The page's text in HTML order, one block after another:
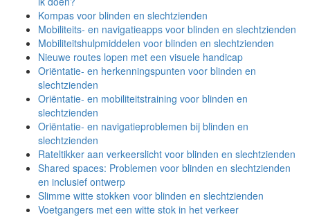
Kompas voor blinden en slechtzienden
Mobiliteits- en navigatieapps voor blinden en slechtzienden
Mobiliteitshulpmiddelen voor blinden en slechtzienden
Nieuwe routes lopen met een visuele handicap
Oriëntatie- en herkenningspunten voor blinden en
slechtzienden
Oriëntatie- en mobiliteitstraining voor blinden en
slechtzienden
Oriëntatie- en navigatieproblemen bij blinden en
slechtzienden
Rateltikker aan verkeerslicht voor blinden en slechtzienden
Shared spaces: Problemen voor blinden en slechtzienden
en inclusief ontwerp
Slimme witte stokken voor blinden en slechtzienden
Voetgangers met een witte stok in het verkeer